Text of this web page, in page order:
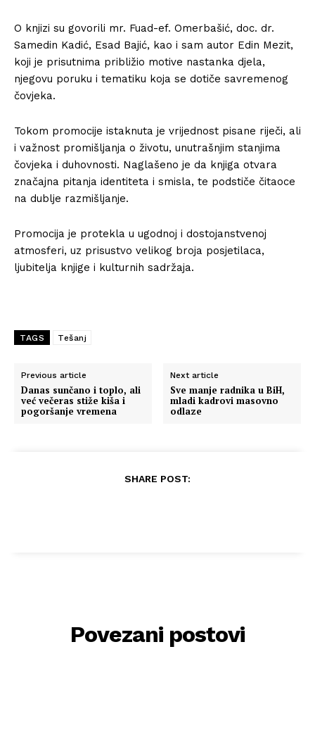
O knjizi su govorili mr. Fuad-ef. Omerbašić, doc. dr.
Samedin Kadić, Esad Bajić, kao i sam autor Edin Mezit,
koji je prisutnima približio motive nastanka djela,
njegovu poruku i tematiku koja se dotiče savremenog
čovjeka.
Tokom promocije istaknuta je vrijednost pisane riječi, ali
i važnost promišljanja o životu, unutrašnjim stanjima
čovjeka i duhovnosti. Naglašeno je da knjiga otvara
značajna pitanja identiteta i smisla, te podstiče čitaoce
na dublje razmišljanje.
Promocija je protekla u ugodnoj i dostojanstvenoj
atmosferi, uz prisustvo velikog broja posjetilaca,
ljubitelja knjige i kulturnih sadržaja.
TAGS Tešanj
Previous article
Danas sunčano i toplo, ali
već večeras stiže kiša i
pogoršanje vremena
Next article
Sve manje radnika u BiH,
mladi kadrovi masovno
odlaze
SHARE POST:
Povezani postovi